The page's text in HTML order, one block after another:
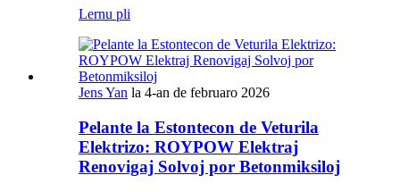
Lernu pli
Jens Yan la 4-an de februaro 2026
Pelante la Estontecon de Veturila
Elektrizo: ROYPOW Elektraj
Renovigaj Solvoj por Betonmiksiloj